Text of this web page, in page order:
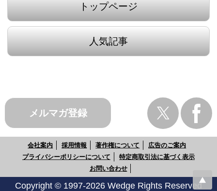
トップページ
人気記事
メルマガ登録
会社案内 採用情報 著作権について
広告のご案内
プライバシーポリシーについて
特定商取引法に基づく表示
お問い合わせ
Copyright © 1997-2026 Wedge Rights Reserved